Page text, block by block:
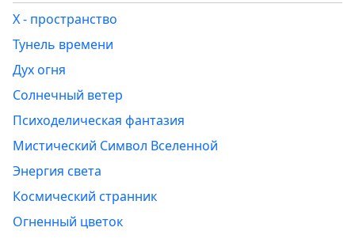
Х - пространство
Тунель времени
Дух огня
Солнечный ветер
Психоделическая фантазия
Мистический Символ Вселенной
Энергия света
Космический странник
Огненный цветок